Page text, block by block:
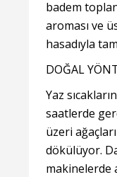
badem
aroması ve
hasadıyla
DOĞAL
Yaz
saatlerde
üzeri
dökülüyor.
makinelerde